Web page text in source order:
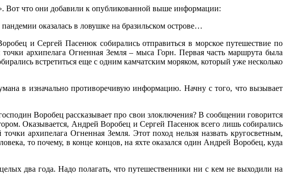
что они добавили к опубликованной выше информации:
оказалась в ловушке на бразильском острове…
и Сергей Пасенюк собирались отправиться в морское путешествие по
архипелага Огненная Земля – мыса Горн. Первая часть маршрута была
встретиться еще с одним камчатским моряком, который уже несколько
в изначально противоречивую информацию. Начну с того, что вызывает
Воробец рассказывает про свои злоключения? В сообщении говорится
Оказывается, Андрей Воробец и Сергей Пасенюк всего лишь собирались
архипелага Огненная Земля. Этот поход нельзя назвать кругосветным,
то почему, в конце концов, на яхте оказался один Андрей Воробец, куда
два года. Надо полагать, что путешественники ни с кем не выходили на